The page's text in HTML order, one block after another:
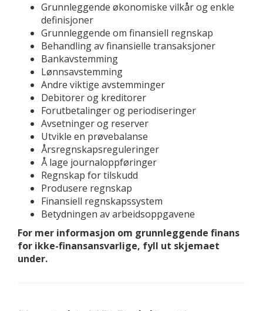
Grunnleggende økonomiske vilkår og enkle
definisjoner
Grunnleggende om finansiell regnskap
Behandling av finansielle transaksjoner
Bankavstemming
Lønnsavstemming
Andre viktige avstemminger
Debitorer og kreditorer
Forutbetalinger og periodiseringer
Avsetninger og reserver
Utvikle en prøvebalanse
Årsregnskapsreguleringer
Å lage journaloppføringer
Regnskap for tilskudd
Produsere regnskap
Finansiell regnskapssystem
Betydningen av arbeidsoppgavene
For mer informasjon om grunnleggende finans
for ikke-finansansvarlige, fyll ut skjemaet
under.